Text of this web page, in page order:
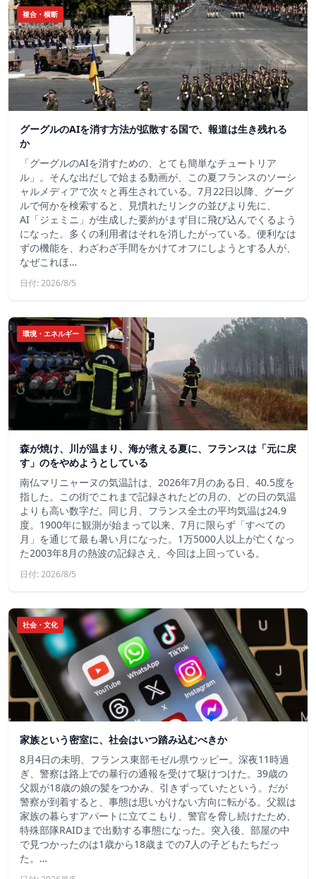
複合・横断
グーグルのAIを消す方法が拡散する国で、報道は生き残れる
か
「グーグルのAIを消すための、とても簡単なチュートリア
ル」。そんな出だしで始まる動画が、この夏フランスのソーシ
ャルメディアで次々と再生されている。7月22日以降、グーグ
ルで何かを検索すると、見慣れたリンクの並びより先に、
AI「ジェミニ」が生成した要約がまず目に飛び込んでくるよう
になった。多くの利用者はそれを消したがっている。便利なは
ずの機能を、わざわざ手間をかけてオフにしようとする人が、
なぜこれほ…
日付: 2026/8/5
環境・エネルギー
森が焼け、川が温まり、海が煮える夏に、フランスは「元に戻
す」のをやめようとしている
南仏マリニャーヌの気温計は、2026年7月のある日、40.5度を
指した。この街でこれまで記録されたどの月の、どの日の気温
よりも高い数字だ。同じ月、フランス全土の平均気温は24.9
度。1900年に観測が始まって以来、7月に限らず「すべての
月」を通じて最も暑い月になった。1万5000人以上が亡くなっ
た2003年8月の熱波の記録さえ、今回は上回っている。
日付: 2026/8/5
社会・文化
家族という密室に、社会はいつ踏み込むべきか
8月4日の未明、フランス東部モゼル県ウッピー。深夜11時過
ぎ、警察は路上での暴行の通報を受けて駆けつけた。39歳の
父親が18歳の娘の髪をつかみ、引きずっていたという。だが
警察が到着すると、事態は思いがけない方向に転がる。父親は
家族の暮らすアパートに立てこもり、警官を脅し続けたため、
特殊部隊RAIDまで出動する事態になった。突入後、部屋の中
で見つかったのは1歳から18歳までの7人の子どもたちだっ
た。…